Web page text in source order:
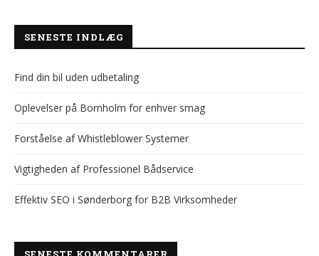
SENESTE INDLÆG
Find din bil uden udbetaling
Oplevelser på Bornholm for enhver smag
Forståelse af Whistleblower Systemer
Vigtigheden af Professionel Bådservice
Effektiv SEO i Sønderborg for B2B Virksomheder